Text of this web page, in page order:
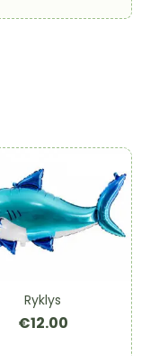
Ryklys
€12.00